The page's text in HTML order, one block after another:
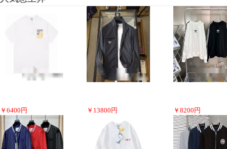
￥ 6400 円 ￥ 13800 円 ￥ 8200 円